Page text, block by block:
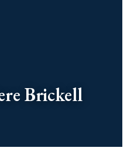
Brickell